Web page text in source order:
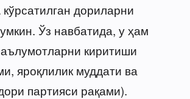
кўрсатилган дориларни
Ўз навбатида, у ҳам
киритиши
яроқлилик муддати ва
партияси рақами).